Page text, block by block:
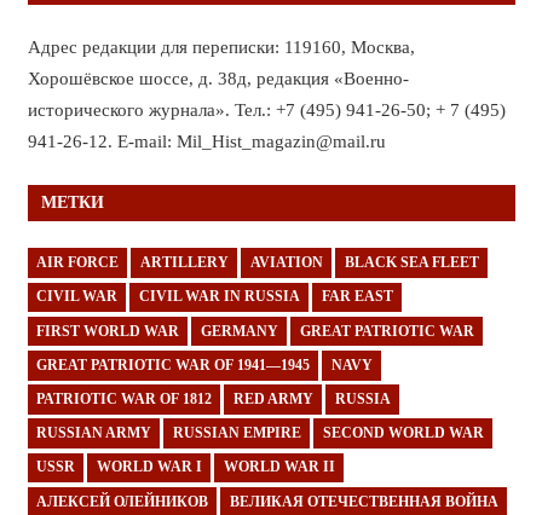
Адрес редакции для переписки: 119160, Москва,
Хорошёвское шоссе, д. 38д, редакция «Военно-
исторического журнала». Тел.: +7 (495) 941-26-50; + 7 (495)
941-26-12. E-mail: Mil_Hist_magazin@mail.ru
МЕТКИ
AIR FORCE ARTILLERY AVIATION BLACK SEA FLEET
CIVIL WAR CIVIL WAR IN RUSSIA FAR EAST
FIRST WORLD WAR GERMANY GREAT PATRIOTIC WAR
GREAT PATRIOTIC WAR OF 1941—1945 NAVY
PATRIOTIC WAR OF 1812 RED ARMY RUSSIA
RUSSIAN ARMY RUSSIAN EMPIRE SECOND WORLD WAR
USSR WORLD WAR I WORLD WAR II
АЛЕКСЕЙ ОЛЕЙНИКОВ ВЕЛИКАЯ ОТЕЧЕСТВЕННАЯ ВОЙНА